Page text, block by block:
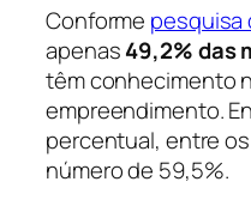
Conforme pesquisa
apenas49,2% das
têm conhecimento
empreendimento.
percentual, entre
número de 59,5%.